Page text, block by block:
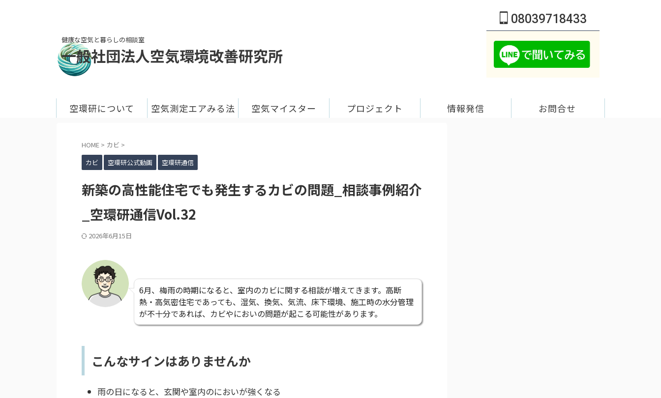
健康な空気と暮らしの相談室
一般社団法人空気環境改善研究所
08039718433
空環研について 空気測定エアみる法 空気マイスター プロジェクト 情報発信 お問合せ
HOME > カビ >
カビ
空環研公式動画 空環研通信
新築の高性能住宅でも発生するカビの問題_相談事例紹介
_空環研通信Vol.32
2026年6月15日
6月、梅雨の時期になると、室内のカビに関する相談が増えてきます。高断
熱・高気密住宅であっても、湿気、換気、気流、床下環境、施工時の水分管理
が不十分であれば、カビやにおいの問題が起こる可能性があります。
こんなサインはありませんか
雨の日になると、玄関や室内のにおいが強くなる